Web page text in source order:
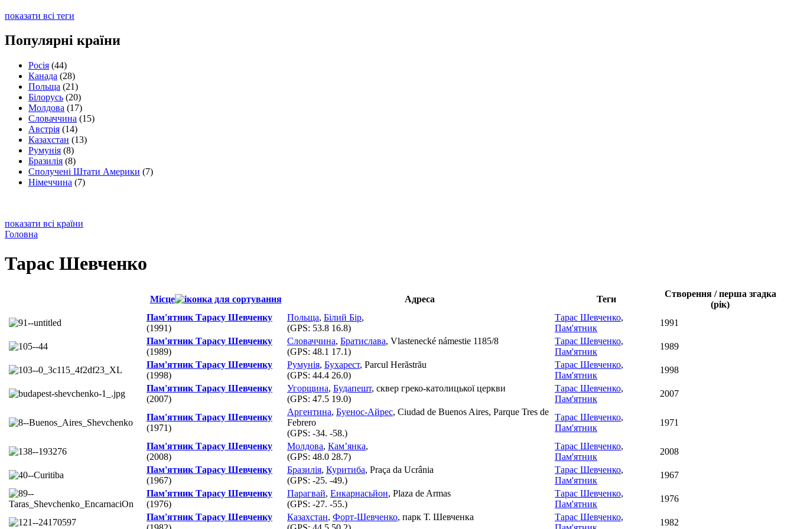
показати всі теги
Популярні країни
Росія (44)
Канада (28)
Польща (21)
Білорусь (20)
Молдова (17)
Словаччина (15)
Австрія (14)
Казахстан (13)
Румунія (8)
Бразилія (8)
Сполучені Штати Америки (7)
Німеччина (7)
показати всі країни
Головна
Тарас Шевченко
Місце Адреса Теги
Створення / перша згадка
(рік)
Пам'ятник Тарасу Шевченку
(1991)
Польща, Білий Бір,
(GPS: 53.8 16.8)
Тарас Шевченко,
Пам'ятник
1991
Пам'ятник Тарасу Шевченку
(1989)
Словаччина, Братислава, Vlastenecké námestie 1185/8
(GPS: 48.1 17.1)
Тарас Шевченко,
Пам'ятник
1989
Пам'ятник Тарасу Шевченку
(1998)
Румунія, Бухарест, Parcul Herăstrău
(GPS: 44.4 26.0)
Тарас Шевченко,
Пам'ятник
1998
Пам'ятник Тарасу Шевченку
(2007)
Угорщина, Будапешт, сквер греко-католицької церкви
(GPS: 47.5 19.0)
Тарас Шевченко,
Пам'ятник
2007
Пам'ятник Тарасу Шевченку
(1971)
Аргентина, Буенос-Айрес, Ciudad de Buenos Aires, Parque Tres de
Febrero
(GPS: -34. -58.)
Тарас Шевченко,
Пам'ятник
1971
Пам'ятник Тарасу Шевченку
(2008)
Молдова, Кам’янка,
(GPS: 48.0 28.7)
Тарас Шевченко,
Пам'ятник
2008
Пам'ятник Тарасу Шевченку
(1967)
Бразилія, Куритиба, Praça da Ucrânia
(GPS: -25. -49.)
Тарас Шевченко,
Пам'ятник
1967
Пам'ятник Тарасу Шевченку
(1976)
Парагвай, Енкарнасьйон, Plaza de Armas
(GPS: -27. -55.)
Тарас Шевченко,
Пам'ятник
1976
Пам'ятник Тарасу Шевченку
Казахстан, Форт-Шевченко, парк Т. Шевченка
Тарас Шевченко,
1982